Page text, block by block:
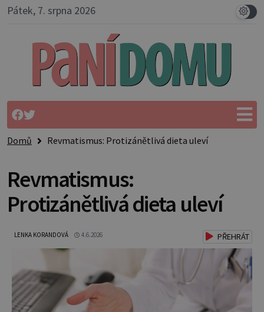
Pátek, 7. srpna 2026
Domů Revmatismus: Protizánětlivá dieta uleví
Revmatismus:
Protizánětlivá dieta uleví
LENKA KORANDOVÁ 4.6.2026 PŘEHRÁT